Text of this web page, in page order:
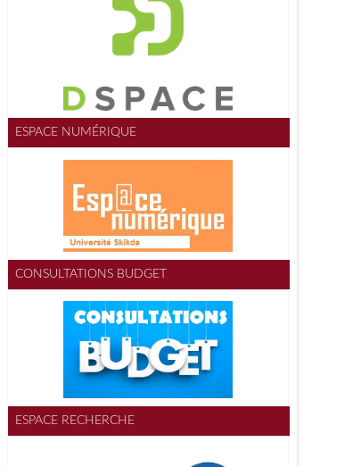
ESPACE NUMÉRIQUE
CONSULTATIONS BUDGET
ESPACE RECHERCHE